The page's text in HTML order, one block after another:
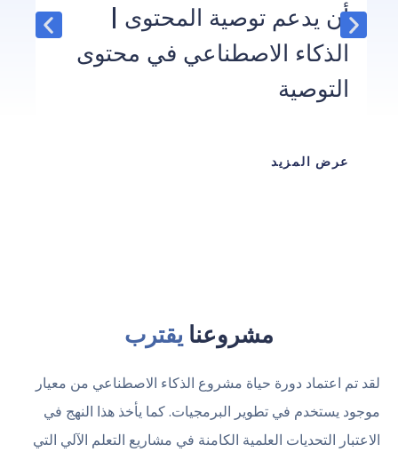
أن يدعم توصية المحتوى |
الذكاء الاصطناعي في محتوى
التوصية
عرض المزيد
مشروعنا يقترب
لقد تم اعتماد دورة حياة مشروع الذكاء الاصطناعي من معيار
موجود يستخدم في تطوير البرمجيات. كما يأخذ هذا النهج في
الاعتبار التحديات العلمية الكامنة في مشاريع التعلم الآلي التي